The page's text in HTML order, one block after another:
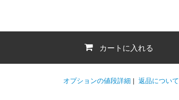
カートに入れる
オプションの値段詳細 | 返品について